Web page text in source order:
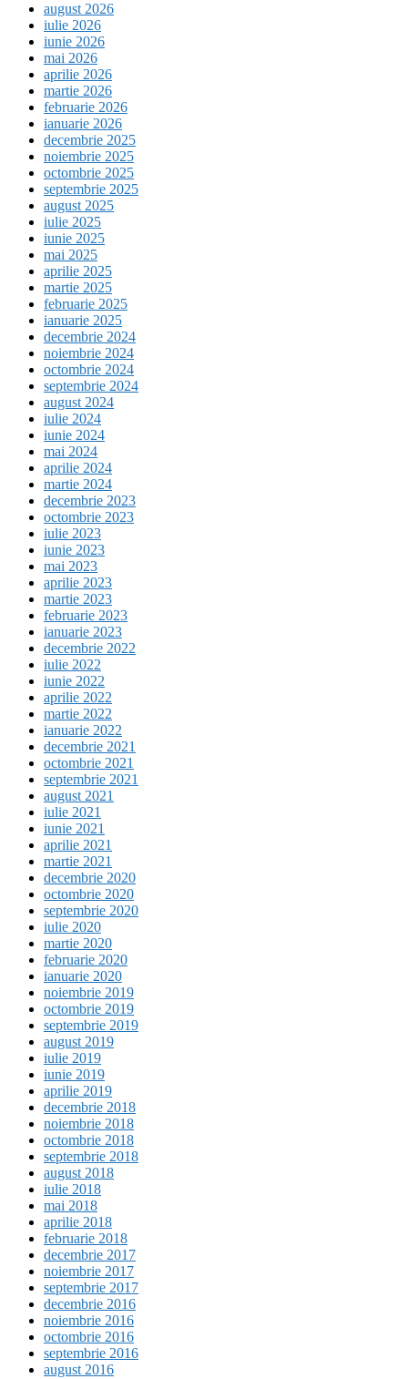
august 2026
iulie 2026
iunie 2026
mai 2026
aprilie 2026
martie 2026
februarie 2026
ianuarie 2026
decembrie 2025
noiembrie 2025
octombrie 2025
septembrie 2025
august 2025
iulie 2025
iunie 2025
mai 2025
aprilie 2025
martie 2025
februarie 2025
ianuarie 2025
decembrie 2024
noiembrie 2024
octombrie 2024
septembrie 2024
august 2024
iulie 2024
iunie 2024
mai 2024
aprilie 2024
martie 2024
decembrie 2023
octombrie 2023
iulie 2023
iunie 2023
mai 2023
aprilie 2023
martie 2023
februarie 2023
ianuarie 2023
decembrie 2022
iulie 2022
iunie 2022
aprilie 2022
martie 2022
ianuarie 2022
decembrie 2021
octombrie 2021
septembrie 2021
august 2021
iulie 2021
iunie 2021
aprilie 2021
martie 2021
decembrie 2020
octombrie 2020
septembrie 2020
iulie 2020
martie 2020
februarie 2020
ianuarie 2020
noiembrie 2019
octombrie 2019
septembrie 2019
august 2019
iulie 2019
iunie 2019
aprilie 2019
decembrie 2018
noiembrie 2018
octombrie 2018
septembrie 2018
august 2018
iulie 2018
mai 2018
aprilie 2018
februarie 2018
decembrie 2017
noiembrie 2017
septembrie 2017
decembrie 2016
noiembrie 2016
octombrie 2016
septembrie 2016
august 2016